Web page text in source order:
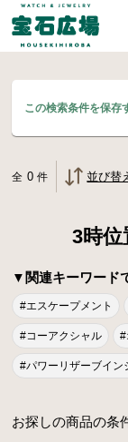
この検索条件を保存
全 0 件 並び替
3時
▼関連キーワード
#エスケープメント
#コーアクシャル #
#パワーリザーブイン
お探しの商品の条